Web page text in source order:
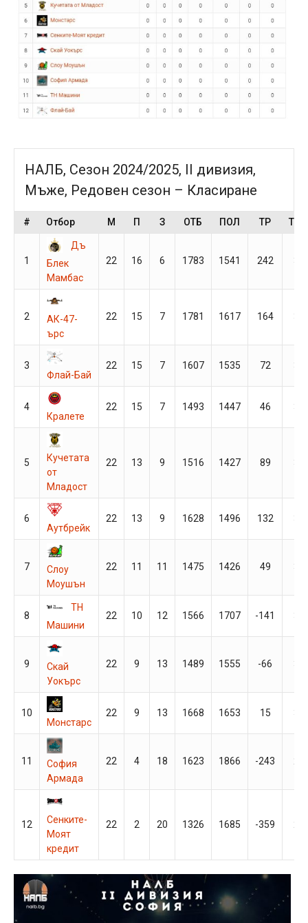
НАЛБ, Сезон 2024/2025, II дивизия,
Мъже, Редовен сезон – Класиране
# Отбор М П З ОТБ ПОЛ ТР ТОЧ
1
Дъ
Блек
Мамбас
22 16 6 1783 1541 242 38
2
АК-47-
ърс
22 15 7 1781 1617 164 37
3
Флай-Бай
22 15 7 1607 1535 72 37
4
Кралете
22 15 7 1493 1447 46 37
5
Кучетата
от
Младост
22 13 9 1516 1427 89 35
6
Аутбрейк
22 13 9 1628 1496 132 35
7
Слоу
Моушън
22 11 11 1475 1426 49 33
8
ТН
Машини
22 10 12 1566 1707 -141 32
9
Скай
Уокърс
22 9 13 1489 1555 -66 31
10
Монстарс
22 9 13 1668 1653 15 31
11
София
Армада
22 4 18 1623 1866 -243 26
12
Сенките-
Моят
кредит
22 2 20 1326 1685 -359 24